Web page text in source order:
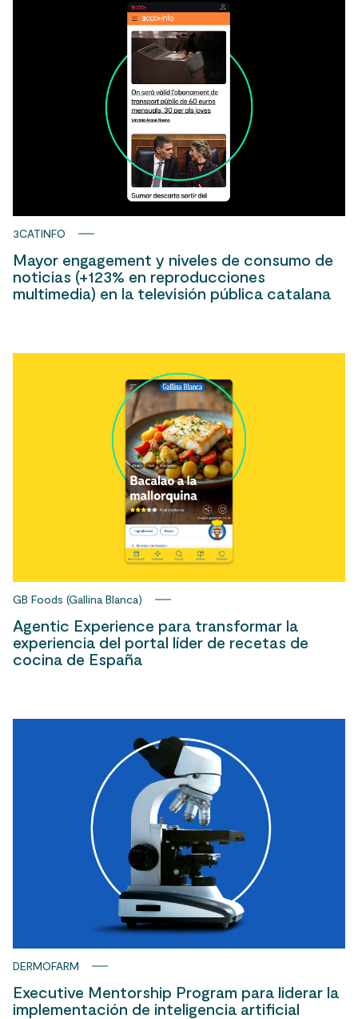
3CATINFO
Mayor engagement y niveles de consumo de
noticias (+123% en reproducciones
multimedia) en la televisión pública catalana
GB Foods (Gallina Blanca)
Agentic Experience para transformar la
experiencia del portal líder de recetas de
cocina de España
DERMOFARM
Executive Mentorship Program para liderar la
implementación de inteligencia artificial